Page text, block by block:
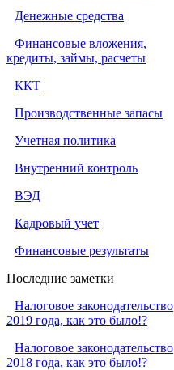
Денежные средства
Финансовые вложения,
кредиты, займы, расчеты
ККТ
Производственные запасы
Учетная политика
Внутренний контроль
ВЭД
Кадровый учет
Финансовые результаты
Последние заметки
Налоговое законодательство
2019 года, как это было!?
Налоговое законодательство
2018 года, как это было!?